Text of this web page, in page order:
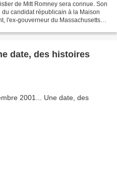
de Mitt Romney sera connue. Son
candidat républicain à la Maison
l'ex-gouverneur du Massachusetts
date, des histoires